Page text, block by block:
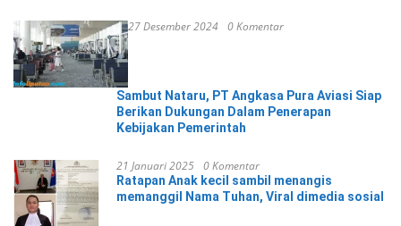
27 Desember 2024 0 Komentar
Sambut Nataru, PT Angkasa Pura Aviasi Siap
Berikan Dukungan Dalam Penerapan
Kebijakan Pemerintah
21 Januari 2025 0 Komentar
Ratapan Anak kecil sambil menangis
memanggil Nama Tuhan, Viral dimedia sosial